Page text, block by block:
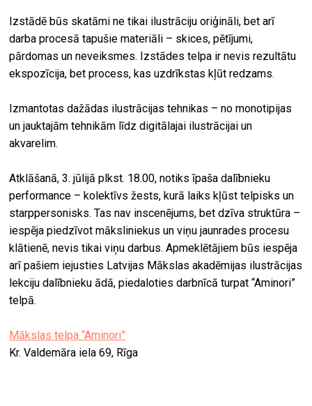
Izstādē būs skatāmi ne tikai ilustrāciju oriģināli, bet arī
darba procesā tapušie materiāli – skices, pētījumi,
pārdomas un neveiksmes. Izstādes telpa ir nevis rezultātu
ekspozīcija, bet process, kas uzdrīkstas kļūt redzams.
Izmantotas dažādas ilustrācijas tehnikas – no monotipijas
un jauktajām tehnikām līdz digitālajai ilustrācijai un
akvarelim.
Atklāšanā, 3. jūlijā plkst. 18.00, notiks īpaša dalībnieku
performance – kolektīvs žests, kurā laiks kļūst telpisks un
starppersonisks. Tas nav inscenējums, bet dzīva struktūra –
iespēja piedzīvot māksliniekus un viņu jaunrades procesu
klātienē, nevis tikai viņu darbus. Apmeklētājiem būs iespēja
arī pašiem iejusties Latvijas Mākslas akadēmijas ilustrācijas
lekciju dalībnieku ādā, piedaloties darbnīcā turpat “Aminori”
telpā.
Mākslas telpa “Aminori”
Kr. Valdemāra iela 69, Rīga